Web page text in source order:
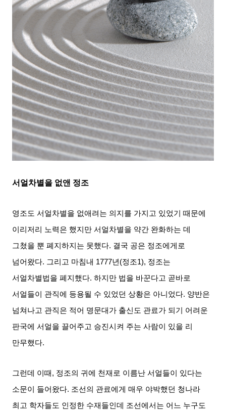
서얼차별을 없앤 정조
영조도 서얼차별을 없애려는 의지를 가지고 있었기 때문에
이리저리 노력은 했지만 서얼차별을 약간 완화하는 데
그쳤을 뿐 폐지하지는 못했다. 결국 공은 정조에게로
넘어왔다. 그리고 마침내 1777년(정조1), 정조는
서얼차별법을 폐지했다.하지만 법을 바꾼다고 곧바로
서얼들이 관직에 등용될 수 있었던 상황은 아니었다. 양반은
넘쳐나고 관직은 적어 명문대가 출신도 관료가 되기 어려운
판국에 서얼을 끌어주고 승진시켜 주는 사람이 있을 리
만무했다.
그런데 이때, 정조의 귀에 천재로 이름난 서얼들이 있다는
소문이 들어왔다. 조선의 관료에게 매우 야박했던 청나라
최고 학자들도 인정한 수재들인데 조선에서는 어느 누구도